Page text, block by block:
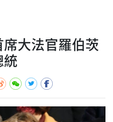
大法官羅伯茨